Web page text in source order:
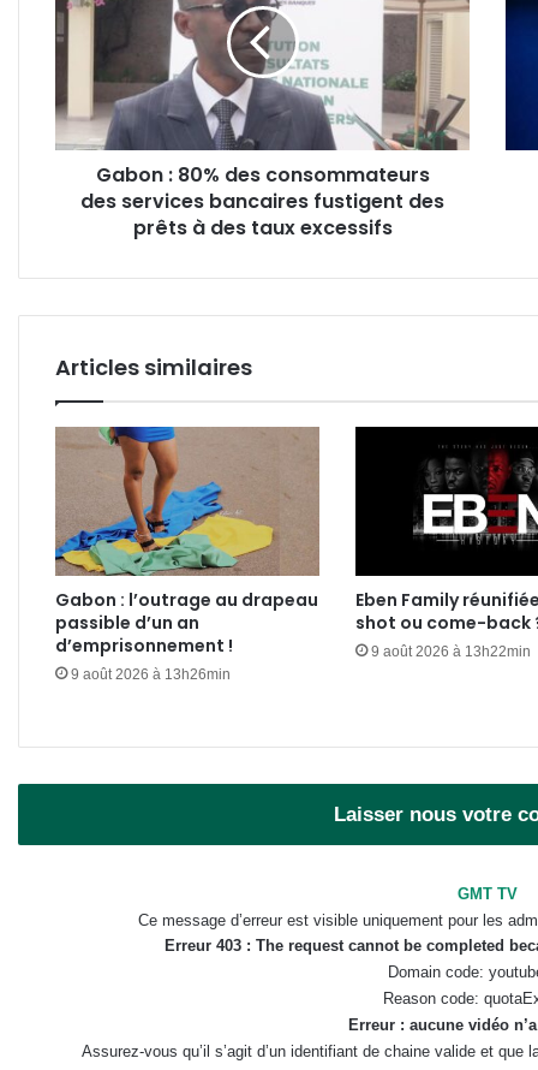
consommateurs
bancaires
fustigent
prêts
taux
Gabon : 80% des consommateurs
des services bancaires fustigent des
prêts à des taux excessifs
Articles similaires
Gabon : l’outrage au drapeau
passible d’un an
d’emprisonnement !
9 août 2026 à 13h26min
Eben Family
shot ou come-back
9 août 2026 à 13h22min
Laisser nous votre
GMT TV
Ce message d’erreur est visible uniquement pour les
Erreur 403 : The request cannot be completed
Domain code:
Reason code:
Erreur : aucune vidéo
Assurez-vous qu’il s’agit d’un identifiant de chaine valide et